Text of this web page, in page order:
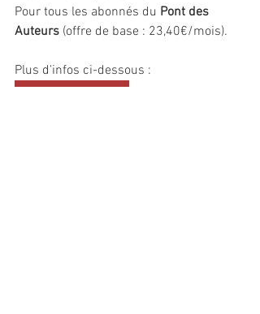
Pour tous les abonnés du Pont des
Auteurs (offre de base : 23,40€/mois).
Plus d'infos ci-dessous :